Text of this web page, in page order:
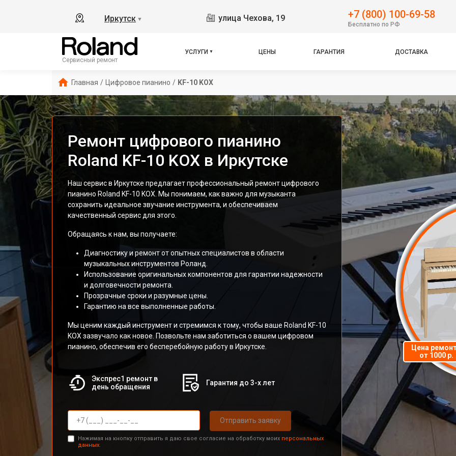
Иркутск ▼ улица Чехова, 19 +7 (800) 100-69-58
Бесплатно по РФ
Сервисный ремонт
УСЛУГИ ЦЕНЫ ГАРАНТИЯ ДОСТАВКА
Главная / Цифровое пианино / KF-10 KOX
Ремонт цифрового пианино
Roland KF-10 KOX в Иркутске
Наш сервис в Иркутске предлагает профессиональный ремонт цифрового
пианино Roland KF-10 KOX. Мы понимаем, как важно для музыканта
сохранить идеальное звучание инструмента, и обеспечиваем
качественный сервис для этого.
Обращаясь к нам, вы получаете:
Диагностику и ремонт от опытных специалистов в области
музыкальных инструментов Роланд.
Использование оригинальных компонентов для гарантии надежности
и долговечности ремонта.
Прозрачные сроки и разумные цены.
Гарантию на все выполненные работы.
Мы ценим каждый инструмент и стремимся к тому, чтобы ваше Roland KF-10
KOX зазвучало как новое. Позвольте нам заботиться о вашем цифровом
пианино, обеспечив его бесперебойную работу в Иркутске.
Экспрес1 ремонт в
день обращения
Гарантия до 3-х лет
Отправить заявку
Нажимая на кнопку отправить я даю свое согласие на обработку моих персональных
данных.
Цена
от 1000 р.